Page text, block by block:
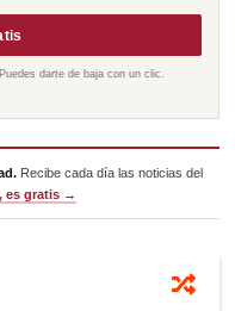
darte de baja con un clic.
Recibe cada día las noticias del
es gratis →